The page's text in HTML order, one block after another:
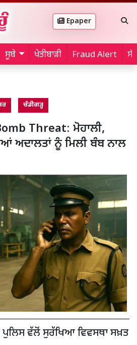
Epaper
ਸੂਬੇ ਖੇਤੀਬਾੜੀ Fraud Alert
ਚੰਡੀਗੜ੍ਹ
Threat: ਮੋਹਾਲੀ,
ਅਦਾਲਤਾਂ ਨੂੰ ਮਿਲੀ ਬੰਬ ਨਾਲ
ਵੱਲੋਂ ਸੁਰੱਖਿਆ ਵਿਵਸਥਾ ਸਖ਼ਤ